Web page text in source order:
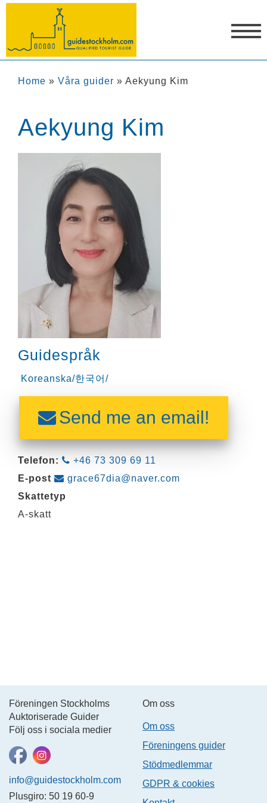
Home » Våra guider » Aekyung Kim
Aekyung Kim
Guidespråk
Koreanska/한국어/
Send me an email!
Telefon:
+46 73 309 69 11
E-post
grace67dia@naver.com
Skattetyp
A-skatt
Föreningen Stockholms
Auktoriserade Guider
Följ oss i sociala medier
info@guidestockholm.com
Plusgiro: 50 19 60-9
Om oss
Om oss
Föreningens guider
Stödmedlemmar
GDPR & cookies